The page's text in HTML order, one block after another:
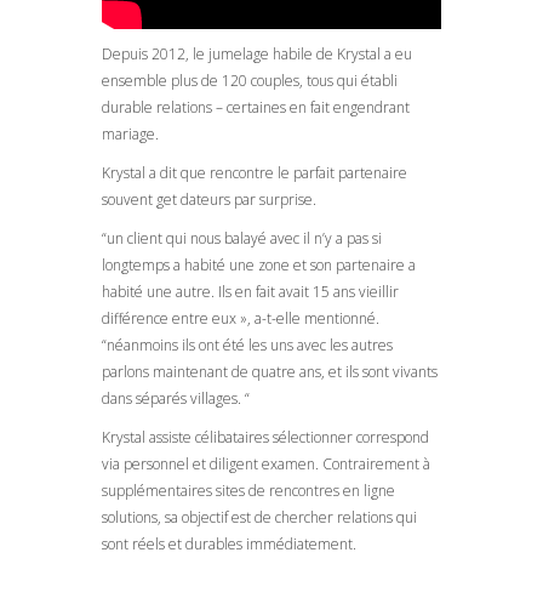
Depuis 2012, le jumelage habile de Krystal a eu
ensemble plus de 120 couples, tous qui établi
durable relations – certaines en fait engendrant
mariage.
Krystal a dit que rencontre le parfait partenaire
souvent get dateurs par surprise.
“un client qui nous balayé avec il n’y a pas si
longtemps a habité une zone et son partenaire a
habité une autre. Ils en fait avait 15 ans vieillir
différence entre eux », a-t-elle mentionné.
“néanmoins ils ont été les uns avec les autres
parlons maintenant de quatre ans, et ils sont vivants
dans séparés villages. “
Krystal assiste célibataires sélectionner correspond
via personnel et diligent examen. Contrairement à
supplémentaires sites de rencontres en ligne
solutions, sa objectif est de chercher relations qui
sont réels et durables immédiatement.